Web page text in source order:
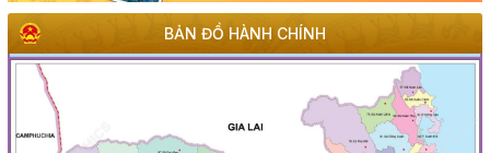
BẢN ĐỒ HÀNH CHÍNH